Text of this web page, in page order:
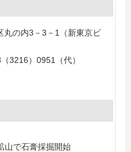
の内3－3－1（新東京ビ
0951（代）
山で石膏採掘開始